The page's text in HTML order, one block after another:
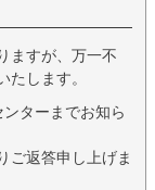
ますが、万一不
たします。
ターまでお知ら
ご返答申し上げま